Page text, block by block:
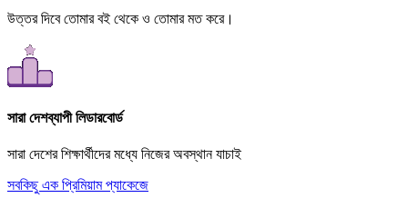
উত্তর দিবে তোমার বই থেকে ও তোমার মত করে।
সারা দেশব্যাপী লিডারবোর্ড
সারা দেশের শিক্ষার্থীদের মধ্যে নিজের অবস্থান যাচাই
সবকিছু এক প্রিমিয়াম প্যাকেজে